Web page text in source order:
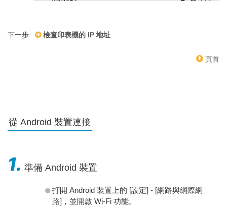
下一步: 檢查印表機的 IP 地址
頁首
從 Android 裝置連接
1. 準備 Android 裝置
打開 Android 裝置上的 [設定] - [網路與網際網
路]，並開啟 Wi-Fi 功能。